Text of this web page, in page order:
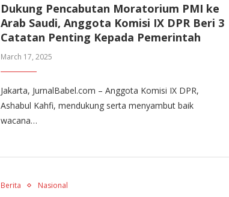
Dukung Pencabutan Moratorium PMI ke
Arab Saudi, Anggota Komisi IX DPR Beri 3
Catatan Penting Kepada Pemerintah
March 17, 2025
Jakarta, JurnalBabel.com – Anggota Komisi IX DPR,
Ashabul Kahfi, mendukung serta menyambut baik
wacana…
Berita Nasional